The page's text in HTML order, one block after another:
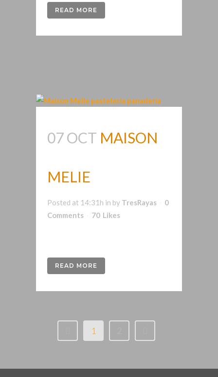
READ MORE
07 OCT MAISON
MELIE
Posted at 14:31h in by TresRayas
0
Comments
70 Likes
READ MORE
1